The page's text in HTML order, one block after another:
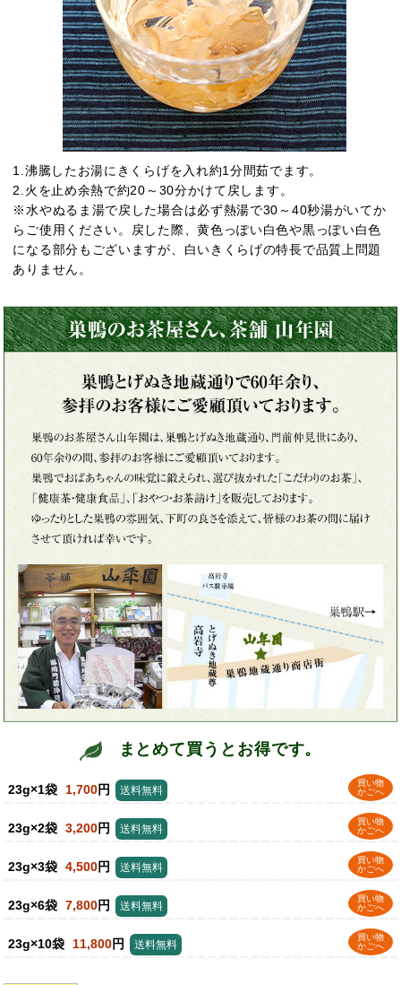
1.沸騰したお湯にきくらげを入れ約1分間茹でます。
2.火を止め余熱で約20～30分かけて戻します。
※水やぬるま湯で戻した場合は必ず熱湯で30～40秒湯がいてか
らご使用ください。戻した際、黄色っぽい白色や黒っぽい白色
になる部分もございますが、白いきくらげの特長で品質上問題
ありません。
まとめて買うとお得です。
23g×1袋 1,700円
買い物
かごへ
送料無料
23g×2袋 3,200円
買い物
かごへ
送料無料
23g×3袋 4,500円
買い物
かごへ
送料無料
23g×6袋 7,800円
買い物
かごへ
送料無料
23g×10袋 11,800円
買い物
かごへ
送料無料